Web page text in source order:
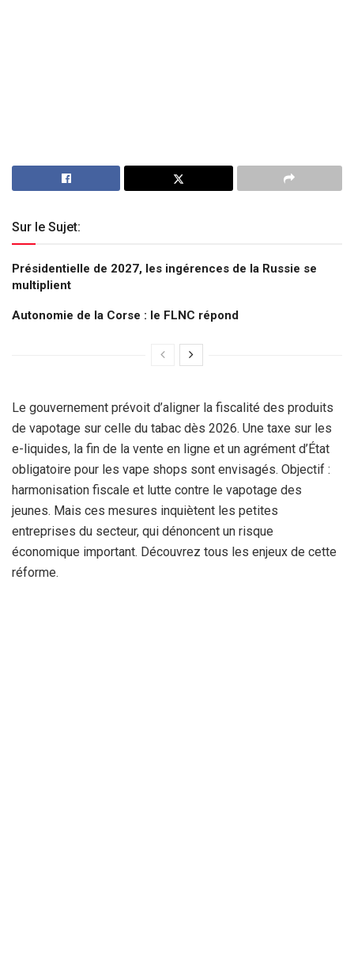
Sur le Sujet:
Présidentielle de 2027, les ingérences de la Russie se
multiplient
Autonomie de la Corse : le FLNC répond
Le gouvernement prévoit d’aligner la fiscalité des produits
de vapotage sur celle du tabac dès 2026. Une taxe sur les
e-liquides, la fin de la vente en ligne et un agrément d’État
obligatoire pour les vape shops sont envisagés. Objectif :
harmonisation fiscale et lutte contre le vapotage des
jeunes. Mais ces mesures inquiètent les petites
entreprises du secteur, qui dénoncent un risque
économique important. Découvrez tous les enjeux de cette
réforme.